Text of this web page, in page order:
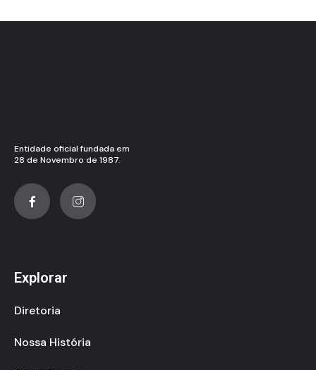
Entidade oficial fundada em
28 de Novembro de 1987.
Explorar
Diretoria
Nossa História